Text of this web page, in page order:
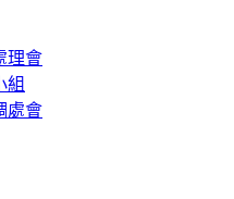
理會
組
處會